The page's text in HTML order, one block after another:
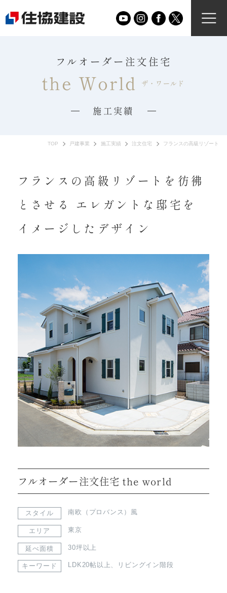
フルオーダー注文住宅
the World ザ・ワールド
施工実績
TOP 戸建事業 施工実績 注文住宅 フランスの高級リゾートを
フランスの高級リゾートを彷彿
とさせる エレガントな邸宅を
イメージしたデザイン
フルオーダー注文住宅 the world
スタイル 南欧（プロバンス）風
エリア 東京
延べ面積 30坪以上
キーワード LDK20帖以上、 リビングイン階段